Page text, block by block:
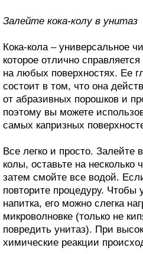
Залейте кока-колу в унитаз
Кока-кола – универсальное
которое отлично
на любых поверхностях. Ее
состоит в том, что она
от абразивных порошков и
поэтому вы можете
самых капризных
Все легко и просто. Залейте
колы, оставьте на несколько
затем смойте все водой.
повторите процедуру.
напитка, его можно слегка
микроволновке (только не
повредить унитаз). При
химические реакции